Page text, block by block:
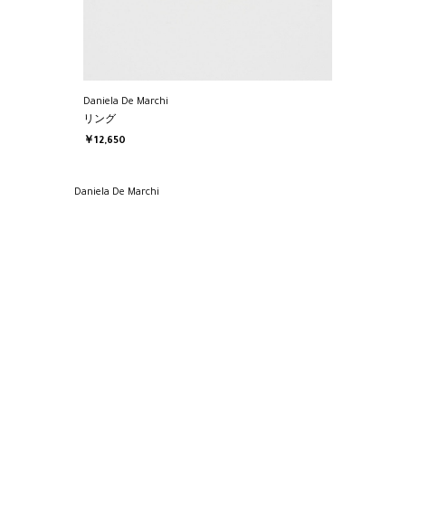
Daniela De Marchi
リング
￥12,650
Daniela De Marchi